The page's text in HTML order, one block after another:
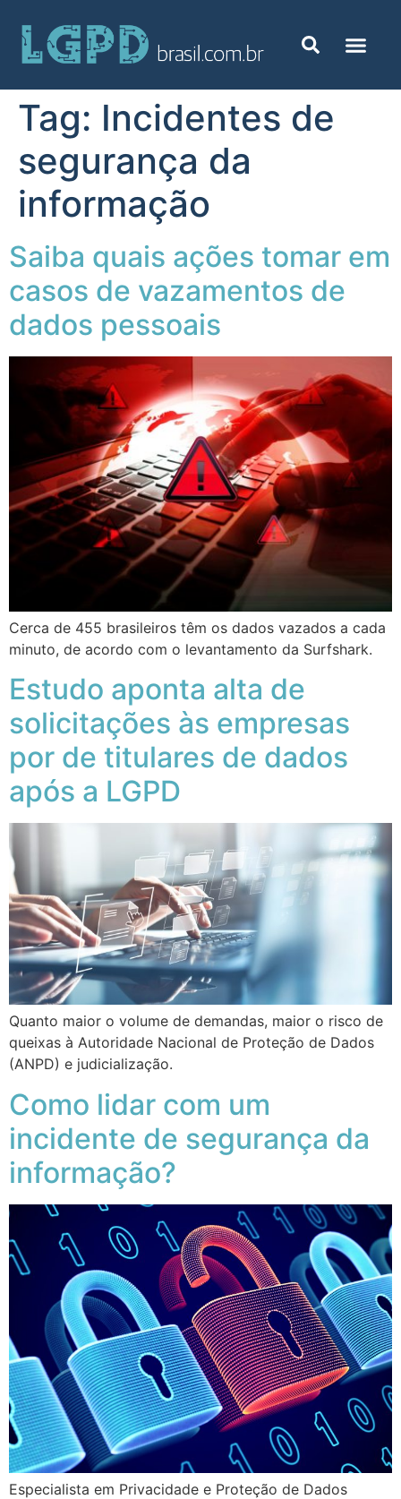
Tag: Incidentes de
segurança da
informação
Saiba quais ações tomar em
casos de vazamentos de
dados pessoais
Cerca de 455 brasileiros têm os dados vazados a cada
minuto, de acordo com o levantamento da Surfshark.
Estudo aponta alta de
solicitações às empresas
por de titulares de dados
após a LGPD
Quanto maior o volume de demandas, maior o risco de
queixas à Autoridade Nacional de Proteção de Dados
(ANPD) e judicialização.
Como lidar com um
incidente de segurança da
informação?
Especialista em Privacidade e Proteção de Dados